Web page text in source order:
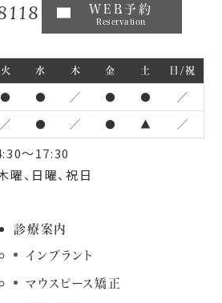
WEB予約
Reservation
火 水 木 金 土 日/祝
● ● ／ ● ● ／
／ ● ／ ● ▲ ／
～17:30
曜、日曜、祝日
診療案内
インプラント
マウスピース矯正